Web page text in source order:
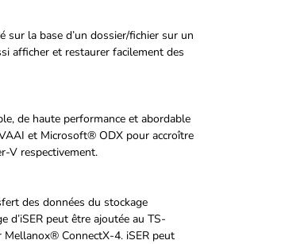
la base d’un dossier/fichier sur un
afficher et restaurer facilement des
de haute performance et abordable
et Microsoft® ODX pour accroître
V respectivement.
des données du stockage
d’iSER peut être ajoutée au TS-
ConnectX-4. iSER peut